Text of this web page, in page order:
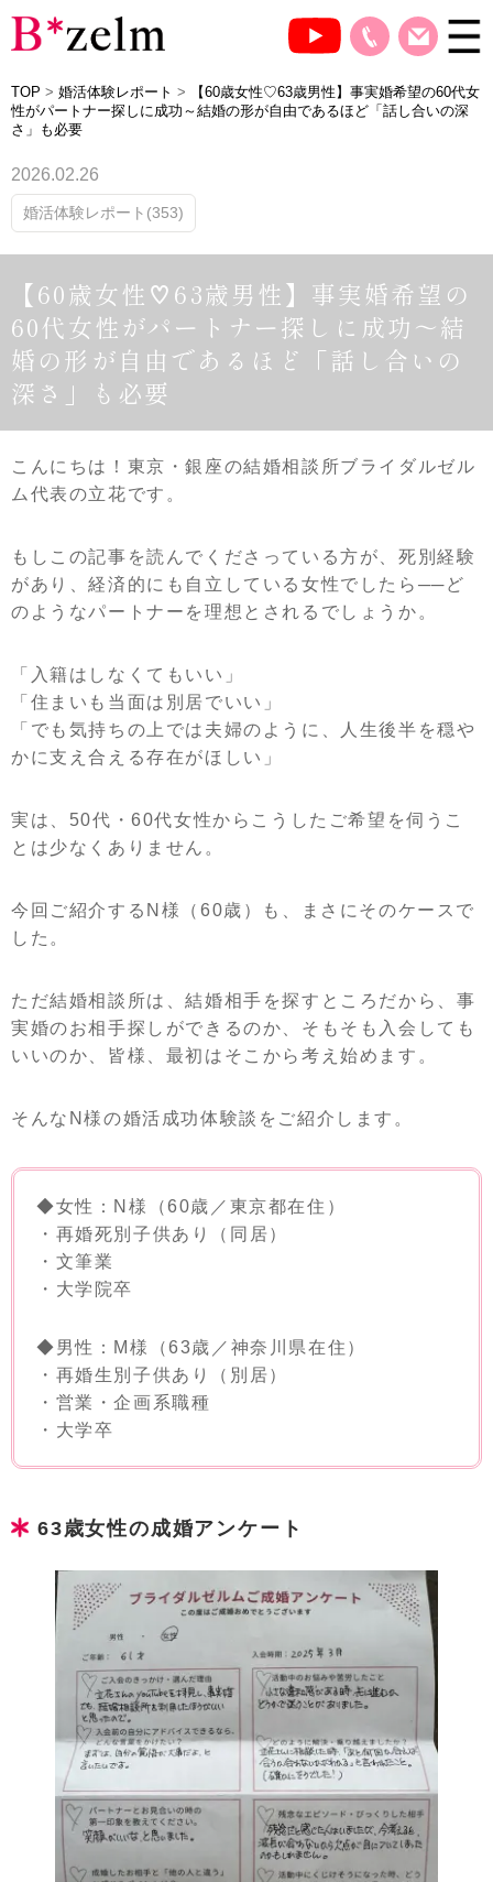
TOP > 婚活体験レポート >
【60歳女性♡63歳男性】事実婚希望の60代女
性がパートナー探しに成功～結婚の形が自由であるほど「話し合いの深
さ」も必要
2026.02.26
婚活体験レポート(353)
【60歳女性♡63歳男性】事実婚希望の
60代女性がパートナー探しに成功～結
婚の形が自由であるほど「話し合いの
深さ」も必要
こんにちは！東京・銀座の結婚相談所ブライダルゼル
ム代表の立花です。
もしこの記事を読んでくださっている方が、死別経験
があり、経済的にも自立している女性でしたら──ど
のようなパートナーを理想とされるでしょうか。
「入籍はしなくてもいい」
「住まいも当面は別居でいい」
「でも気持ちの上では夫婦のように、人生後半を穏や
かに支え合える存在がほしい」
実は、50代・60代女性からこうしたご希望を伺うこ
とは少なくありません。
今回ご紹介するN様（60歳）も、まさにそのケースで
した。
ただ結婚相談所は、結婚相手を探すところだから、事
実婚のお相手探しができるのか、そもそも入会しても
いいのか、皆様、最初はそこから考え始めます。
そんなN様の婚活成功体験談をご紹介します。
◆女性：N様（60歳／東京都在住）
・再婚死別子供あり（同居）
・文筆業
・大学院卒
◆男性：M様（63歳／神奈川県在住）
・再婚生別子供あり（別居）
・営業・企画系職種
・大学卒
63歳女性の成婚アンケート